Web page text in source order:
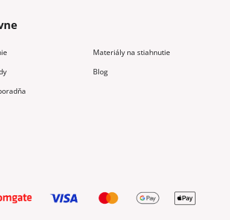
Materiály na stiahnutie
Blog